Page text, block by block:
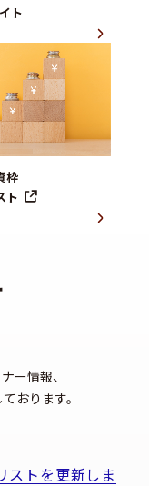
ト
枠
ト
ー情報、
おります。
ストを更新しま